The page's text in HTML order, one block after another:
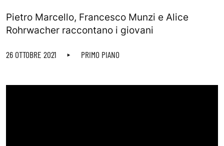
Pietro Marcello, Francesco Munzi e Alice
Rohrwacher raccontano i giovani
26 OTTOBRE 2021 PRIMO PIANO